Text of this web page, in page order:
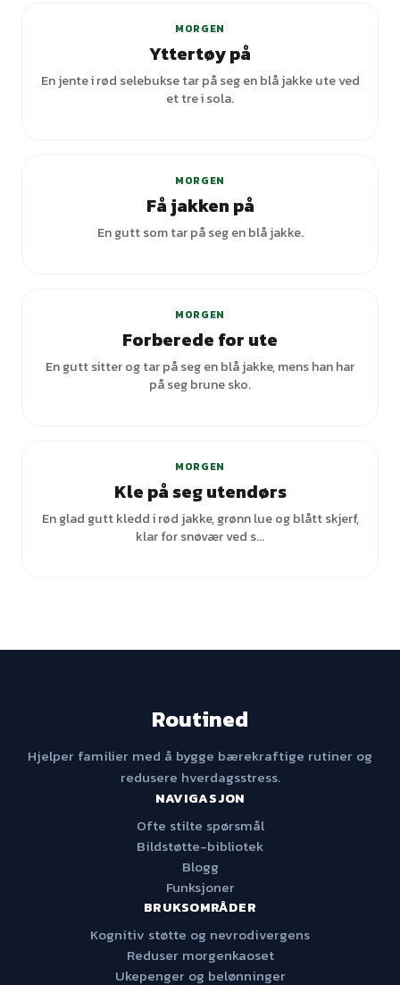
MORGEN
Yttertøy på
En jente i rød selebukse tar på seg en blå jakke ute ved
et tre i sola.
MORGEN
Få jakken på
En gutt som tar på seg en blå jakke.
MORGEN
Forberede for ute
En gutt sitter og tar på seg en blå jakke, mens han har
på seg brune sko.
MORGEN
Kle på seg utendørs
En glad gutt kledd i rød jakke, grønn lue og blått skjerf,
klar for snøvær ved s...
Routined
Hjelper familier med å bygge bærekraftige rutiner og
redusere hverdagsstress.
NAVIGASJON
Ofte stilte spørsmål
Bildstøtte-bibliotek
Blogg
Funksjoner
BRUKSOMRÅDER
Kognitiv støtte og nevrodivergens
Reduser morgenkaoset
Ukepenger og belønninger